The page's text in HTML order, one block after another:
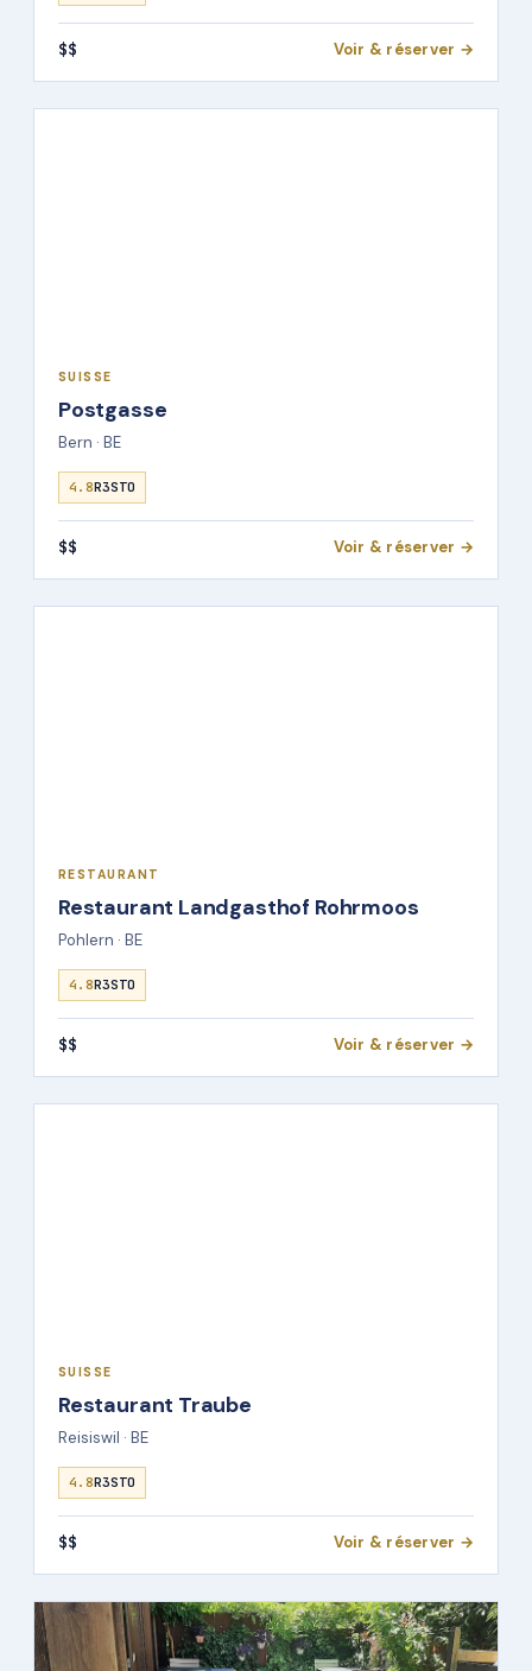
$$ Voir & réserver →
SUISSE
Postgasse
Bern · BE
4.8R3STO
$$ Voir & réserver →
RESTAURANT
Restaurant Landgasthof Rohrmoos
Pohlern · BE
4.8R3STO
$$ Voir & réserver →
SUISSE
Restaurant Traube
Reisiswil · BE
4.8R3STO
$$ Voir & réserver →